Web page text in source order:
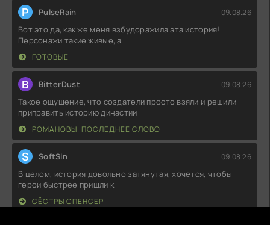
P PulseRain 09.08.26
Вот это да, как же меня взбудоражила эта история!
Персонажи такие живые, а
ГОТОВЫЕ
B BitterDust 09.08.26
Такое ощущение, что создатели просто взяли и решили
приправить историю династии
РОМАНОВЫ. ПОСЛЕДНЕЕ СЛОВО
S SoftSin 09.08.26
В целом, история довольно затянутая, хочется, чтобы
герои быстрее пришли к
СЁСТРЫ СПЕНСЕР